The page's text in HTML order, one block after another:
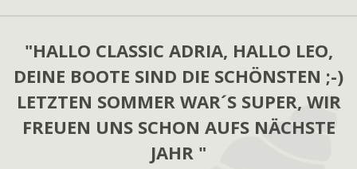
"HALLO CLASSIC ADRIA, HALLO LEO,
DEINE BOOTE SIND DIE SCHÖNSTEN ;-)
LETZTEN SOMMER WAR´S SUPER, WIR
FREUEN UNS SCHON AUFS NÄCHSTE
JAHR "